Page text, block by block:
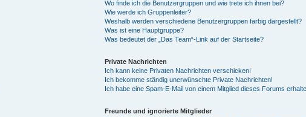
Wo finde ich die Benutzergruppen und wie trete ich ihnen bei?
Wie werde ich Gruppenleiter?
Weshalb werden verschiedene Benutzergruppen farbig dargestellt?
Was ist eine Hauptgruppe?
Was bedeutet der „Das Team“-Link auf der Startseite?
Private Nachrichten
Ich kann keine Privaten Nachrichten verschicken!
Ich bekomme ständig unerwünschte Private Nachrichten!
Ich habe eine Spam-E-Mail von einem Mitglied dieses Forums
Freunde und ignorierte Mitglieder